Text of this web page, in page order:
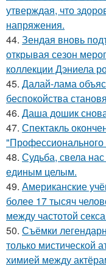
утверждая, что
напряжения.
44. Зендая вновь
открывая сезон
коллекции Дэниела
45. Далай-лама
беспокойства
46. Даша дошик
47. Спектакль
48. Судьба, свела
единым целым.
49. Американские
более 17 тысяч
между частотой
50. Съёмки
только мистической
химией между